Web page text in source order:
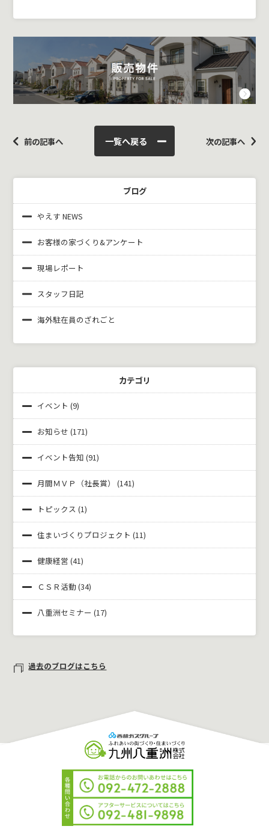
前の記事へ 一覧へ戻る 次の記事へ
ブログ
やえす NEWS
お客様の家づくり&アンケート
現場レポート
スタッフ日記
海外駐在員のざれごと
カテゴリ
イベント (9)
お知らせ (171)
イベント告知 (91)
月間ＭＶＰ（社長賞） (141)
トピックス (1)
住まいづくりプロジェクト (11)
健康経営 (41)
ＣＳＲ活動(34)
八重洲セミナー (17)
過去のブログはこちら